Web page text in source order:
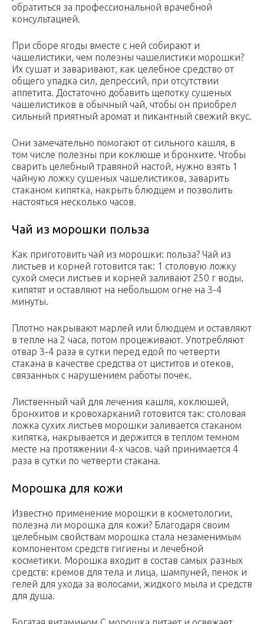
обратиться за профессиональной врачебной
консультацией.
При сборе ягоды вместе с ней собирают и
чашелистики, чем полезны чашелистики морошки?
Их сушат и заваривают, как целебное средство от
общего упадка сил, депрессий, при отсутствии
аппетита. Достаточно добавить щепотку сушеных
чашелистиков в обычный чай, чтобы он приобрел
сильный приятный аромат и пикантный свежий вкус.
Они замечательно помогают от сильного кашля, в
том числе полезны при коклюше и бронхите. Чтобы
сварить целебный травяной настой, нужно взять 1
чайную ложку сушеных чашелистиков, заварить
стаканом кипятка, накрыть блюдцем и позволить
настояться несколько часов.
Чай из морошки польза
Как приготовить чай из морошки: польза? Чай из
листьев и корней готовится так: 1 столовую ложку
сухой смеси листьев и корней заливают 250 г воды,
кипятят и оставляют на небольшом огне на 3-4
минуты.
Плотно накрывают марлей или блюдцем и оставляют
в тепле на 2 часа, потом процеживают. Употребляют
отвар 3-4 раза в сутки перед едой по четверти
стакана в качестве средства от циститов и отеков,
связанных с нарушением работы почек.
Лиственный чай для лечения кашля, коклюшей,
бронхитов и кровохарканий готовится так: столовая
ложка сухих листьев морошки заливается стаканом
кипятка, накрывается и держится в теплом темном
месте на протяжении 4-х часов. чай принимается 4
раза в сутки по четверти стакана.
Морошка для кожи
Известно применение морошки в косметологии,
полезна ли морошка для кожи? Благодаря своим
целебным свойствам морошка стала незаменимым
компонентом средств гигиены и лечебной
косметики. Морошка входит в состав самых разных
средств: кремов для тела и лица, шампуней, пенок и
гелей для ухода за волосами, жидкого мыла и средств
для душа.